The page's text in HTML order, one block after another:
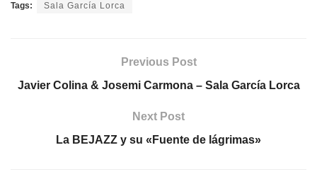
Tags: Sala García Lorca
Previous Post
Javier Colina & Josemi Carmona – Sala García Lorca
Next Post
La BEJAZZ y su «Fuente de lágrimas»